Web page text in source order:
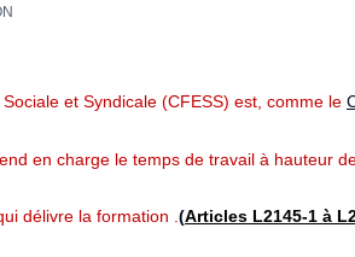
fenêtre)
fenêtre)
et Syndicale (CFESS) est, comme le
en charge le temps de travail à hauteur
délivre la formation . (Articles L2145-1 à